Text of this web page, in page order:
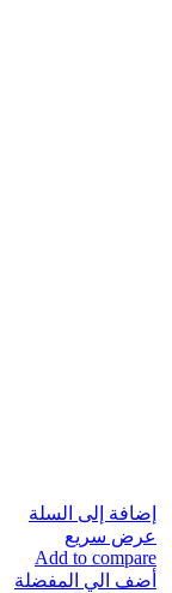
إضافة إلى السلة
عرض سريع
Add to compare
أضف الي المفضلة